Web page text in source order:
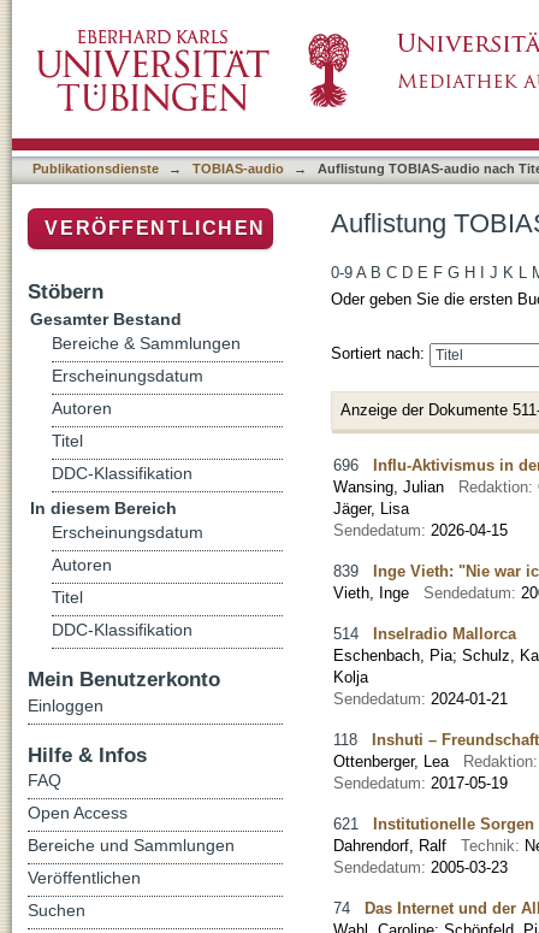
Publikationsdienste → TOBIAS-audio → Auflistung TOBIAS-audio nach
Auflistung
0-9 A B C D E F G H J K L
Oder geben Sie die ersten
Sortiert nach:
Anzeige der Dokumente
696 Influ-Aktivismus in
Wansing, Julian
Redaktion:
Jäger, Lisa
Sendedatum: 2026-04-15
839 Inge Vieth: "Nie war
Vieth, Inge
Sendedatum:
514 Inselradio Mallorca
Eschenbach, Pia; Schulz,
Kolja
Sendedatum: 2024-01-21
118 Inshuti – Freundschaft
Ottenberger, Lea
Sendedatum: 2017-05-19
621 Institutionelle Sorgen
Dahrendorf, Ralf
Technik:
Sendedatum: 2005-03-23
74 Das Internet und der
VERÖFFENTLICHEN
Stöbern
Gesamter Bestand
Bereiche & Sammlungen
Erscheinungsdatum
Autoren
Titel
DDC-Klassifikation
In diesem Bereich
Erscheinungsdatum
Autoren
Titel
DDC-Klassifikation
Mein Benutzerkonto
Einloggen
Hilfe & Infos
FAQ
Open Access
Bereiche und Sammlungen
Veröffentlichen
Suchen